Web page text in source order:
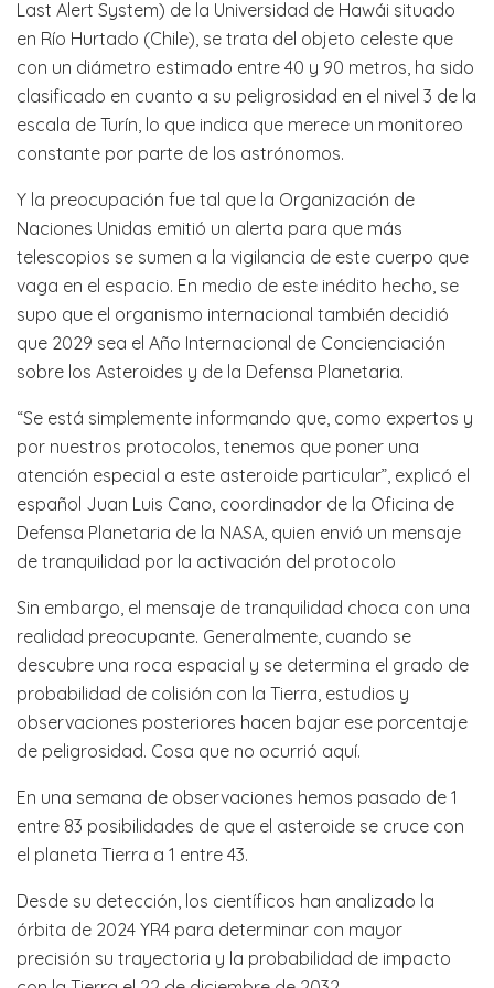
Last Alert System) de la Universidad de Hawái situado
en Río Hurtado (Chile), se trata del objeto celeste que
con un diámetro estimado entre 40 y 90 metros, ha sido
clasificado en cuanto a su peligrosidad en el nivel 3 de la
escala de Turín, lo que indica que merece un monitoreo
constante por parte de los astrónomos.
Y la preocupación fue tal que la Organización de
Naciones Unidas emitió un alerta para que más
telescopios se sumen a la vigilancia de este cuerpo que
vaga en el espacio. En medio de este inédito hecho, se
supo que el organismo internacional también decidió
que 2029 sea el Año Internacional de Concienciación
sobre los Asteroides y de la Defensa Planetaria.
“Se está simplemente informando que, como expertos y
por nuestros protocolos, tenemos que poner una
atención especial a este asteroide particular”, explicó el
español Juan Luis Cano, coordinador de la Oficina de
Defensa Planetaria de la NASA, quien envió un mensaje
de tranquilidad por la activación del protocolo
Sin embargo, el mensaje de tranquilidad choca con una
realidad preocupante. Generalmente, cuando se
descubre una roca espacial y se determina el grado de
probabilidad de colisión con la Tierra, estudios y
observaciones posteriores hacen bajar ese porcentaje
de peligrosidad. Cosa que no ocurrió aquí.
En una semana de observaciones hemos pasado de 1
entre 83 posibilidades de que el asteroide se cruce con
el planeta Tierra a 1 entre 43.
Desde su detección, los científicos han analizado la
órbita de 2024 YR4 para determinar con mayor
precisión su trayectoria y la probabilidad de impacto